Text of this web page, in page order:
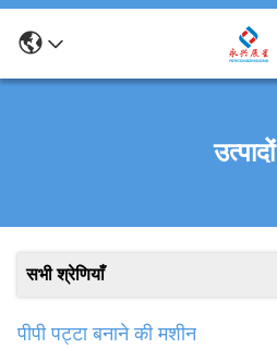
उत्पादों
सभी श्रेणियाँ
पीपी पट्टा बनाने की मशीन